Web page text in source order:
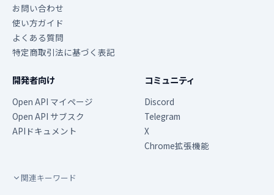
お問い合わせ
使い方ガイド
よくある質問
特定商取引法に基づく表記
開発者向け
Open API マイページ
Open API サブスク
APIドキュメント
コミュニティ
Discord
Telegram
X
Chrome拡張機能
関連キーワード